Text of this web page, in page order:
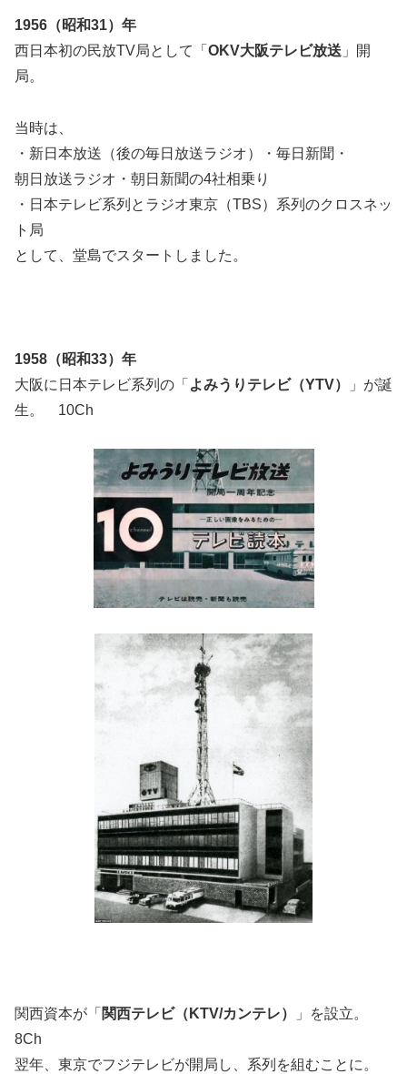
1956（昭和31）年
西日本初の民放TV局として「 OKV大阪テレビ放送 」開
局。
当時は、
・新日本放送（後の毎日放送ラジオ）・毎日新聞・
朝日放送ラジオ・朝日新聞の4社相乗り
・日本テレビ系列とラジオ東京（TBS）系列のクロスネッ
ト局
として、堂島でスタートしました。
1958（昭和33）年
大阪に日本テレビ系列の「 よみうりテレビ（YTV）
」が誕
生。 10Ch
関西資本が「 関西テレビ（KTV/カンテレ）
」を設立。
8Ch
翌年、東京でフジテレビが開局し、系列を組むことに。